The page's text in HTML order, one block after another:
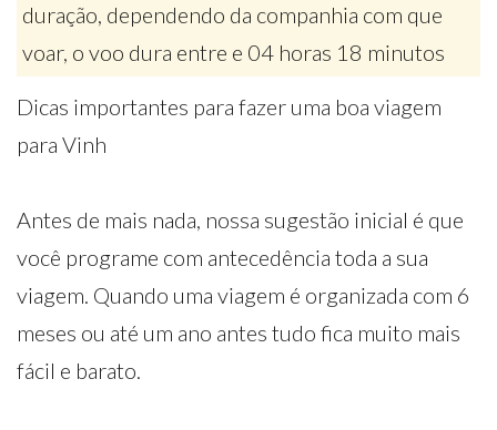
duração, dependendo da companhia com que
voar, o voo dura entre e 04 horas 18 minutos
Dicas importantes para fazer uma boa viagem
para Vinh
Antes de mais nada, nossa sugestão inicial é que
você programe com antecedência toda a sua
viagem. Quando uma viagem é organizada com 6
meses ou até um ano antes tudo fica muito mais
fácil e barato.